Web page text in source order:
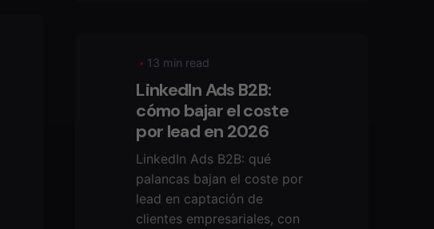
13 min read
LinkedIn Ads B2B:
cómo bajar el coste
por lead en 2026
LinkedIn Ads B2B: qué
palancas bajan el coste por
lead en captación de
clientes empresariales, con